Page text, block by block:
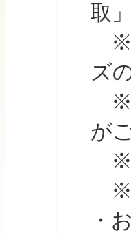
取
※コ
ズ
※ク
が
※一
※「
・お